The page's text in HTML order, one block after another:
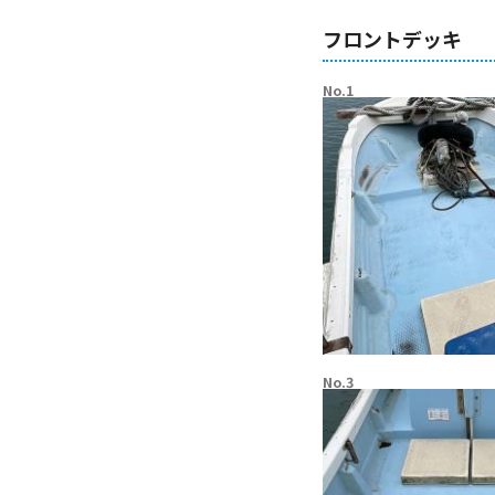
フロントデッキ
No.1
No.3